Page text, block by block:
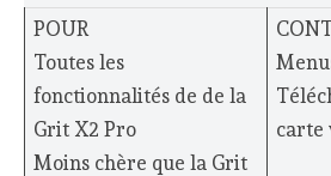
POUR
Toutes les
fonctionnalités de de la
Grit X2 Pro
Moins chère que la Grit
carte